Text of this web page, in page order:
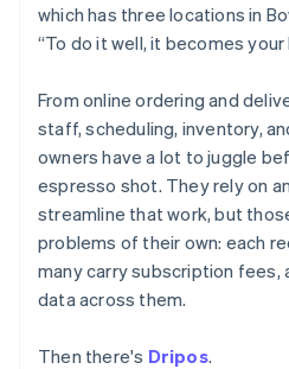
ดูว่า Stripe กำลังสร้างโครง
AI อย่างไร
รับชมเลย
which has three locations in
“To do it well, it becomes your
From online ordering and
staff, scheduling, inventory,
owners have a lot to juggle
espresso shot. They rely on
streamline that work, but
problems of their own: each
many carry subscription fees,
data across them.
Then there's Dripos.